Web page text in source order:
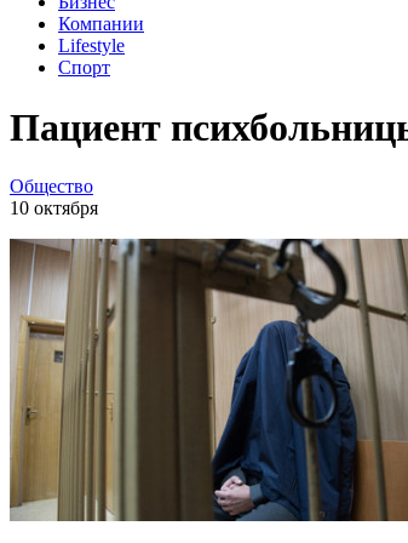
Компании
Lifestyle
Спорт
Пациент
Общество
10 октября